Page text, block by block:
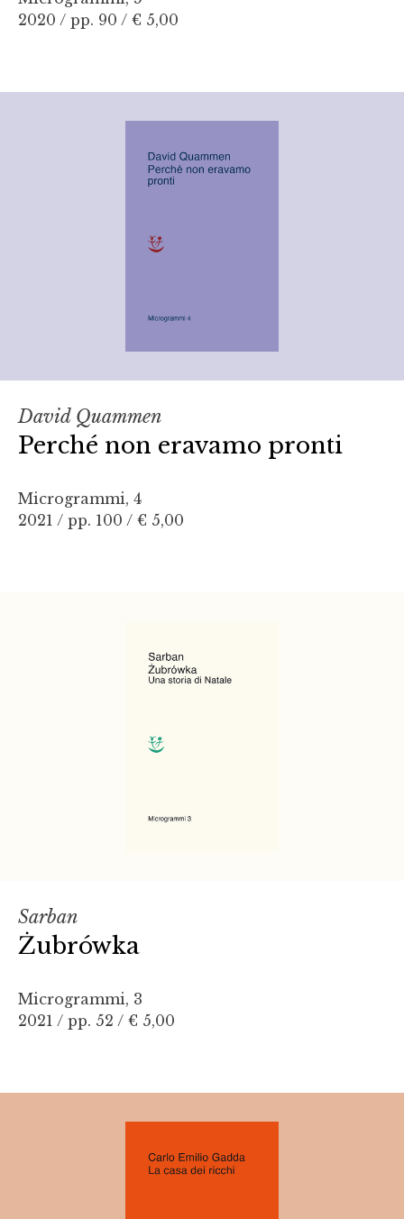
2020 / pp. 90 / € 5,00
David Quammen
Perché non eravamo pronti
Microgrammi, 4
2021 / pp. 100 / € 5,00
Sarban
Żubrówka
Microgrammi, 3
2021 / pp. 52 / € 5,00